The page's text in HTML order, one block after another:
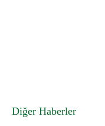
Diğer Haberler